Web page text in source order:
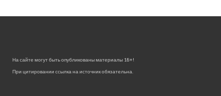
На сайте могут быть опубликованы материалы 18+!
При цитировании ссылка на источник обязательна.